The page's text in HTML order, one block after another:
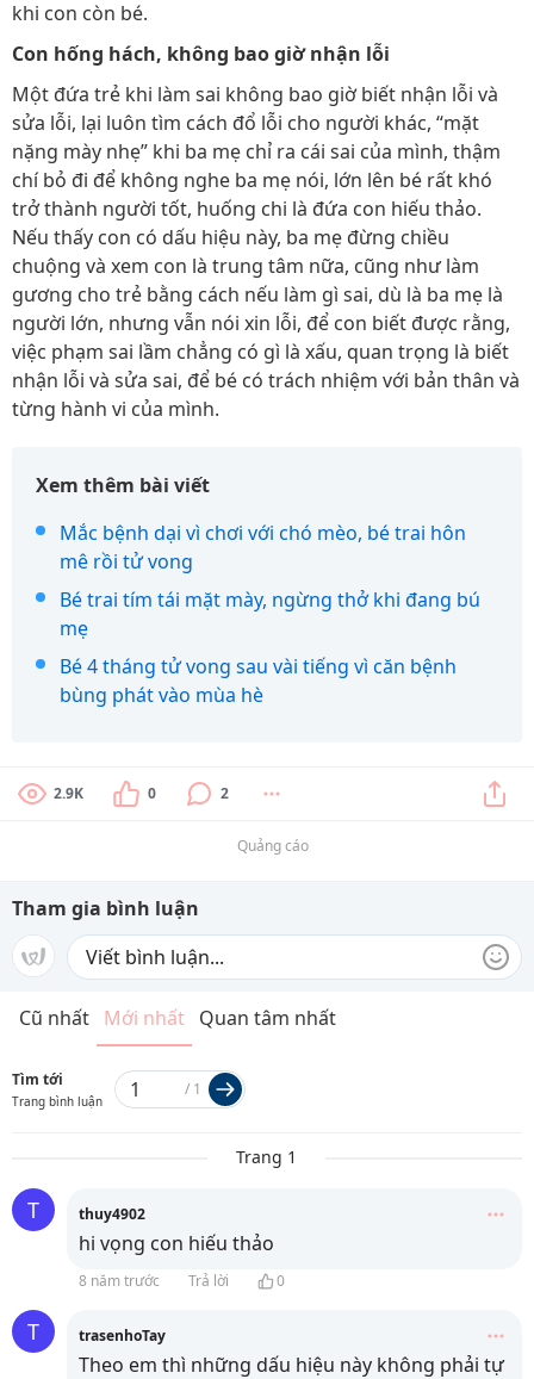
khi con còn bé.
Con hống hách, không bao giờ nhận lỗi
Một đứa trẻ khi làm sai không bao giờ biết nhận lỗi và
sửa lỗi, lại luôn tìm cách đổ lỗi cho người khác, “mặt
nặng mày nhẹ” khi ba mẹ chỉ ra cái sai của mình, thậm
chí bỏ đi để không nghe ba mẹ nói, lớn lên bé rất khó
trở thành người tốt, huống chi là đứa con hiếu thảo.
Nếu thấy con có dấu hiệu này, ba mẹ đừng chiều
chuộng và xem con là trung tâm nữa, cũng như làm
gương cho trẻ bằng cách nếu làm gì sai, dù là ba mẹ là
người lớn, nhưng vẫn nói xin lỗi, để con biết được rằng,
việc phạm sai lầm chẳng có gì là xấu, quan trọng là biết
nhận lỗi và sửa sai, để bé có trách nhiệm với bản thân và
từng hành vi của mình.
Xem thêm bài viết
Mắc bệnh dại vì chơi với chó mèo, bé trai hôn
mê rồi tử vong
Bé trai tím tái mặt mày, ngừng thở khi đang bú
mẹ
Bé 4 tháng tử vong sau vài tiếng vì căn bệnh
bùng phát vào mùa hè
2.9K 0 2
Quảng cáo
Tham gia bình luận
Cũ nhất Mới nhất Quan tâm nhất
Tìm tới
Trang bình luận
/ 1
Trang 1
T thuy4902
hi vọng con hiếu thảo
8 năm trước Trả lời 0
T trasenhoTay
Theo em thì những dấu hiệu này không phải tự